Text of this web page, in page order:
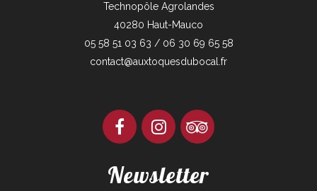
Technopôle Agrolandes
40280 Haut-Mauco
05 58 51 03 63 / 06 30 69 65 58
contact@auxtoquesdubocal.fr
Newsletter